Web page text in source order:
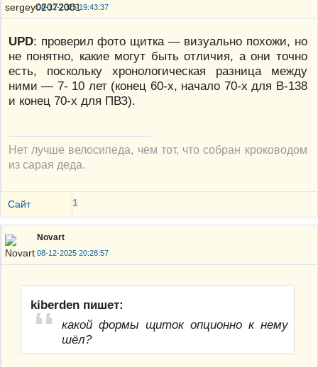
08-12-2025 19:43:37
UPD: проверил фото щитка — визуально похожи, но
не понятно, какие могут быть отличия, а они точно
есть, поскольку хронологическая разница между
ними — 7- 10 лет (конец 60-х, начало 70-х для В-138
и конец 70-х для ПВЗ).
Нет лучше велосипеда, чем тот, что собран кроководом
из сарая деда.
Сайт 1
Novart
08-12-2025 20:28:57
kiberden пишет:
какой формы щиток опционно к нему
шёл?